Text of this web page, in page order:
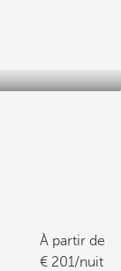
À partir de
201/nuit